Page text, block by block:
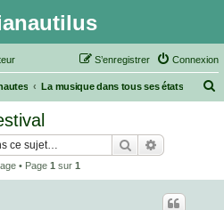
Connexion
S’enregistrer
La musique dans tous ses états
Rechercher
• Page 1 sur 1